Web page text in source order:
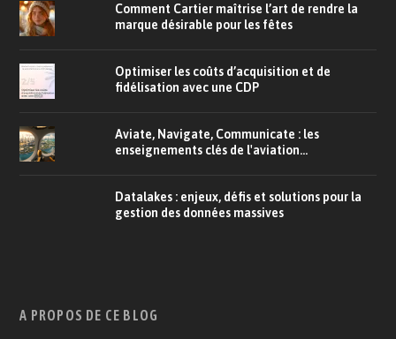
Comment Cartier maîtrise l’art de rendre la
marque désirable pour les fêtes
Optimiser les coûts d’acquisition et de
fidélisation avec une CDP
Aviate, Navigate, Communicate : les
enseignements clés de l'aviation...
Datalakes : enjeux, défis et solutions pour la
gestion des données massives
A PROPOS DE CE BLOG